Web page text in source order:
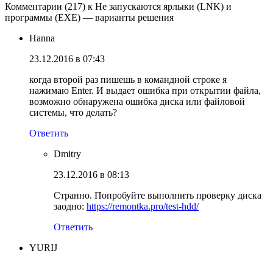
Комментарии (217) к Не запускаются ярлыки (LNK) и
программы (EXE) — варианты решения
Hanna
23.12.2016 в 07:43
когда второй раз пишешь в командной строке я
нажимаю Enter. И выдает ошибка при открытии файла,
возможно обнаружена ошибка диска или файловой
системы, что делать?
Ответить
Dmitry
23.12.2016 в 08:13
Странно. Попробуйте выполнить проверку диска
заодно: https://remontka.pro/test-hdd/
Ответить
YURIJ